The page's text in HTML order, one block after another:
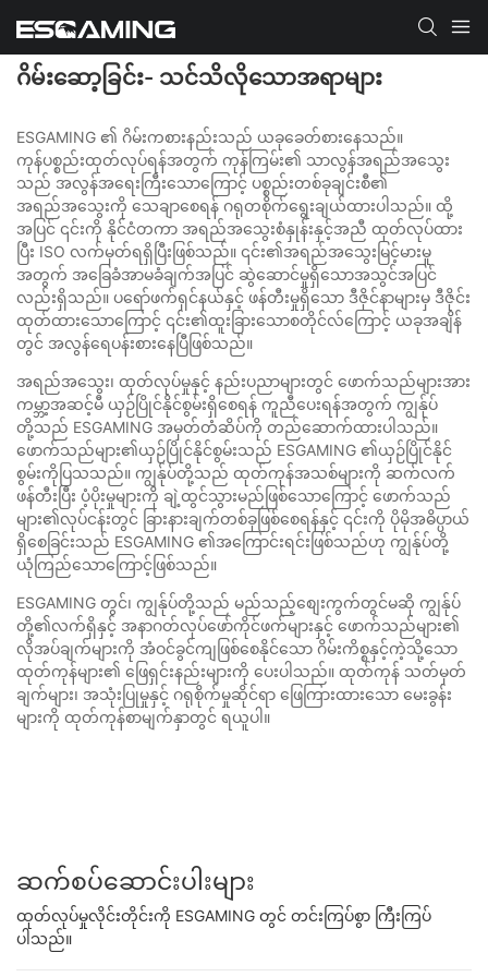
ဂိမ်းဆော့ခြင်း- သင်သိလိုသောအရာများ
ESGAMING ၏ ဂိမ်းကစားနည်းသည် ယခုခေတ်စားနေသည်။
ကုန်ပစ္စည်းထုတ်လုပ်ရန်အတွက် ကုန်ကြမ်း၏ သာလွန်အရည်အသွေး
သည် အလွန်အရေးကြီးသောကြောင့် ပစ္စည်းတစ်ခုချင်းစီ၏
အရည်အသွေးကို သေချာစေရန် ဂရုတစိုက်ရွေးချယ်ထားပါသည်။ ထို့
အပြင် ၎င်းကို နိုင်ငံတကာ အရည်အသွေးစံနှုန်းနှင့်အညီ ထုတ်လုပ်ထား
ပြီး ISO လက်မှတ်ရရှိပြီးဖြစ်သည်။ ၎င်း၏အရည်အသွေးမြင့်မားမှု
အတွက် အခြေခံအာမခံချက်အပြင် ဆွဲဆောင်မှုရှိသောအသွင်အပြင်
လည်းရှိသည်။ ပရော်ဖက်ရှင်နယ်နှင့် ဖန်တီးမှုရှိသော ဒီဇိုင်နာများမှ ဒီဇိုင်း
ထုတ်ထားသောကြောင့် ၎င်း၏ထူးခြားသောစတိုင်လ်ကြောင့် ယခုအချိန်
တွင် အလွန်ရေပန်းစားနေပြီဖြစ်သည်။
အရည်အသွေး၊ ထုတ်လုပ်မှုနှင့် နည်းပညာများတွင် ဖောက်သည်များအား
ကမ္ဘာ့အဆင့်မီ ယှဉ်ပြိုင်နိုင်စွမ်းရှိစေရန် ကူညီပေးရန်အတွက် ကျွန်ုပ်
တို့သည် ESGAMING အမှတ်တံဆိပ်ကို တည်ဆောက်ထားပါသည်။
ဖောက်သည်များ၏ယှဉ်ပြိုင်နိုင်စွမ်းသည် ESGAMING ၏ယှဉ်ပြိုင်နိုင်
စွမ်းကိုပြသသည်။ ကျွန်ုပ်တို့သည် ထုတ်ကုန်အသစ်များကို ဆက်လက်
ဖန်တီးပြီး ပံ့ပိုးမှုများကို ချဲ့ထွင်သွားမည်ဖြစ်သောကြောင့် ဖောက်သည်
များ၏လုပ်ငန်းတွင် ခြားနားချက်တစ်ခုဖြစ်စေရန်နှင့် ၎င်းကို ပိုမိုအဓိပ္ပာယ်
ရှိစေခြင်းသည် ESGAMING ၏အကြောင်းရင်းဖြစ်သည်ဟု ကျွန်ုပ်တို့
ယုံကြည်သောကြောင့်ဖြစ်သည်။
ESGAMING တွင်၊ ကျွန်ုပ်တို့သည် မည်သည့်စျေးကွက်တွင်မဆို ကျွန်ုပ်
တို့၏လက်ရှိနှင့် အနာဂတ်လုပ်ဖော်ကိုင်ဖက်များနှင့် ဖောက်သည်များ၏
လိုအပ်ချက်များကို အံဝင်ခွင်ကျဖြစ်စေနိုင်သော ဂိမ်းကိစ္စနှင့်ကဲ့သို့သော
ထုတ်ကုန်များ၏ ဖြေရှင်းနည်းများကို ပေးပါသည်။ ထုတ်ကုန် သတ်မှတ်
ချက်များ၊ အသုံးပြုမှုနှင့် ဂရုစိုက်မှုဆိုင်ရာ ဖြေကြားထားသော မေးခွန်း
များကို ထုတ်ကုန်စာမျက်နှာတွင် ရယူပါ။
ဆက်စပ်ဆောင်းပါးများ
ထုတ်လုပ်မှုလိုင်းတိုင်းကို ESGAMING တွင် တင်းကြပ်စွာ ကြီးကြပ်
ပါသည်။